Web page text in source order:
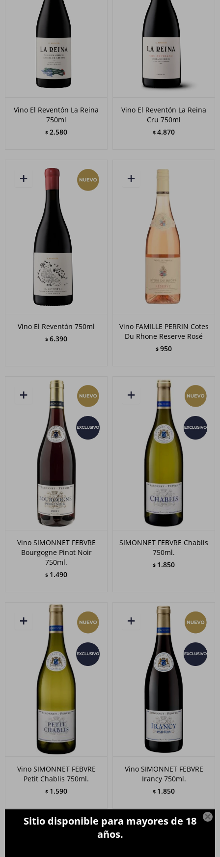

Sitio disponible para mayores de 18
años.
Vino El Reventón La Reina
750ml
$ 2.580
Vino El Reventón La Reina
Cru 750ml
$ 4.870
Vino El Reventón 750ml
$ 6.390
Vino FAMILLE PERRIN Cotes
Du Rhone Reserve Rosé
$ 950
Vino SIMONNET FEBVRE
Bourgogne Pinot Noir
750ml.
$ 1.490
SIMONNET FEBVRE Chablis
750ml.
$ 1.850
Vino SIMONNET FEBVRE
Petit Chablis 750ml.
$ 1.590
Vino SIMONNET FEBVRE
Irancy 750ml.
$ 1.850